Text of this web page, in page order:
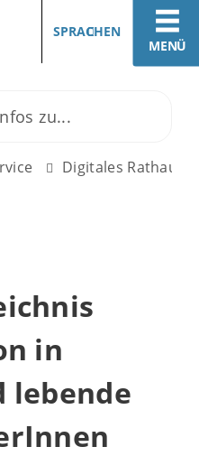
MENÜ
SPRACHEN
Digitales Rathaus
in
lebende